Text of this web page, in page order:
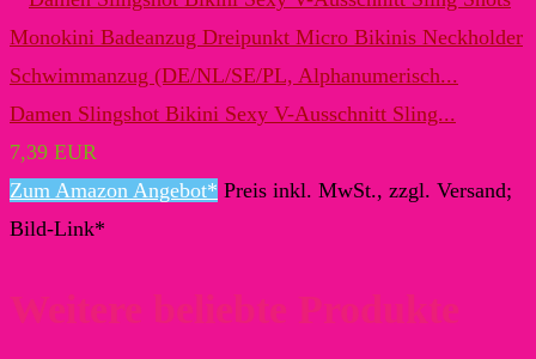
Damen Slingshot Bikini Sexy V-Ausschnitt Sling...
7,39 EUR
Zum Amazon Angebot* Preis inkl. MwSt., zzgl. Versand;
Bild-Link*
Weitere beliebte Produkte